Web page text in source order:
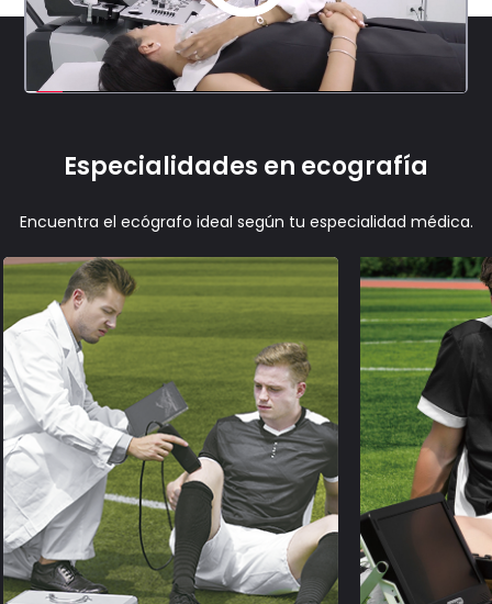
Especialidades en ecografía
Encuentra el ecógrafo ideal según tu especialidad médica.